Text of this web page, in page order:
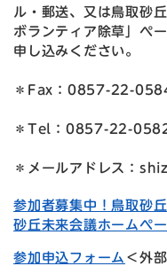
ル・郵送、又は鳥取砂
ボランティア除草」ペ
申し込みください。
＊Fax：0857-22-
＊Tel：0857-22-
＊メールアドレス：
参加者募集中！鳥取砂
砂丘未来会議ホームペー
参加申込フォーム ＜外